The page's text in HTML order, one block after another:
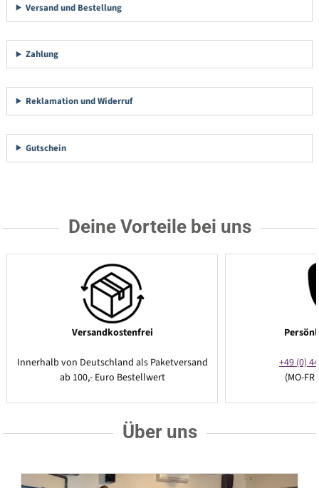
Versand und Bestellung
Zahlung
Reklamation und Widerruf
Gutschein
Deine Vorteile bei uns
Versandkostenfrei
Innerhalb von Deutschland als Paketversand
ab 100,- Euro Bestellwert
+49 (0)
(MO-
Über uns